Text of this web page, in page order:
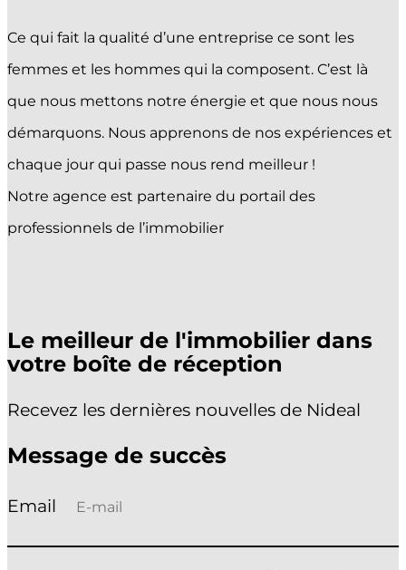
Sélectionner une page
Ce qui fait la qualité d’une entreprise ce sont les
femmes et les hommes qui la composent. C’est là
que nous mettons notre énergie et que nous nous
démarquons. Nous apprenons de nos expériences et
chaque jour qui passe nous rend meilleur !
Notre agence est partenaire du portail des
professionnels de l’immobilier
Le meilleur de l'immobilier dans
votre boîte de réception
Recevez les dernières nouvelles de Nideal
Message de succès